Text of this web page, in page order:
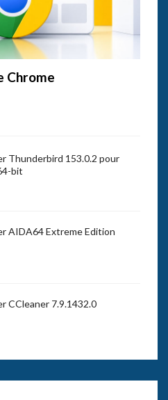
Chrome
Thunderbird 153.0.2 pour
bit
AIDA64 Extreme Edition
CCleaner 7.9.1432.0